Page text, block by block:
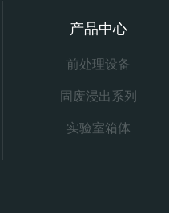
产品中心
前处理设备
固废浸出系列
实验室箱体